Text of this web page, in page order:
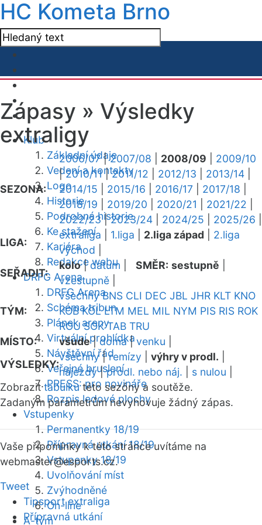
HC Kometa Brno
Klub
Základní údaje
Vedení a kontakty
Logo
Historie
Podrobná historie
Ke stažení
Kariéra
Redakce webu
DRFG Arena
DRFG Arena
Schéma tribun
Plánek areny
Virtuální prohlídka
Návštěvní řád
Veřejné bruslení
PRESS: pro novináře
Rozpis ledové plochy
Vstupenky
Permanentky 18/19
Přípravná utkání 18/19
Vstupenky 18/19
Uvolňování míst
Zvýhodněné
On-line
A-tým
Zápasy » Výsledky
extraligy
SEZONA:
2006/07|2007/08 2008/09
2009/10
|2010/11|2011/12 2012/13 2013/14
2014/15
2015/16 2016/17 2017/18
2018/19
2019/20 2020/21 2021/22
2022/23|2023/24 2024/25 2025/26
LIGA:
extraliga 1.liga 2.liga západ
2.liga
východ
SEŘADIT:
kolo|datum SMĚR: sestupně
vzestupně
TÝM:
všechny BNS CLI DEC JBL JHR KLT KNO
KOB KOL LTM MEL MIL NYM PIS RIS ROK
ROU SOK TAB TRU
MÍSTO:
všude|doma|venku
VÝSLEDKY:
všechny|remízy výhry v prodl.
nájezdy|prodl. nebo náj. s nulou
Zobrazittabulkutéto sezóny a soutěže.
Zadaným parametrům nevyhovuje žádný zápas.
Vaše připomínky k této stránce uvítáme na
webmaster@esports.cz.
Tweet
Tipsport extraliga
Přípravná utkání